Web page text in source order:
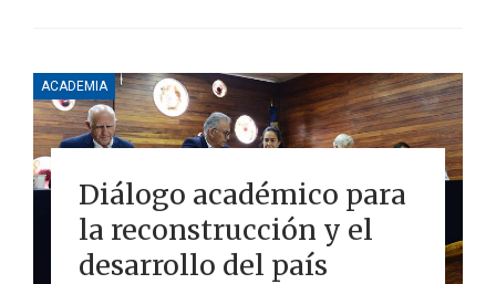
ACADEMIA
Diálogo académico para
la reconstrucción y el
desarrollo del país